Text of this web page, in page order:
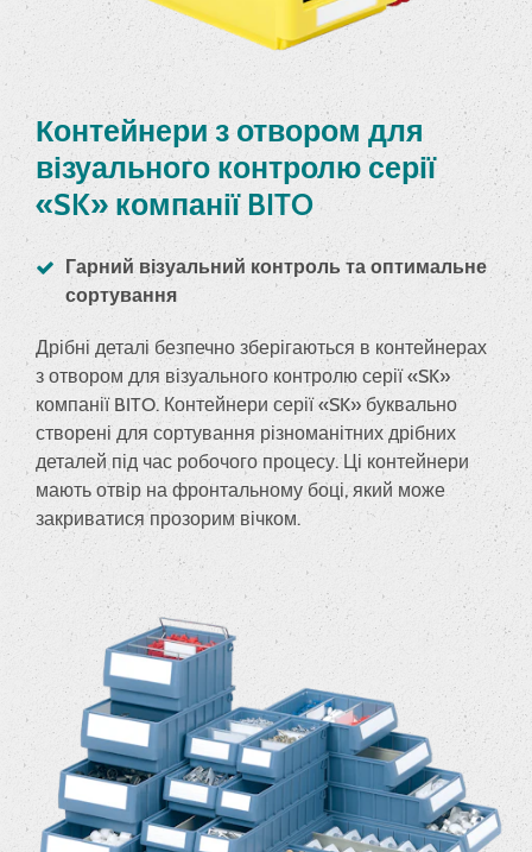
Контейнери з отвором для
візуального контролю серії
«SK» компанії BITO
Гарний візуальний контроль та оптимальне
сортування
Дрібні деталі безпечно зберігаються в контейнерах
з отвором для візуального контролю серії «SK»
компанії BITO. Контейнери серії «SK» буквально
створені для сортування різноманітних дрібних
деталей під час робочого процесу. Ці контейнери
мають отвір на фронтальному боці, який може
закриватися прозорим вічком.